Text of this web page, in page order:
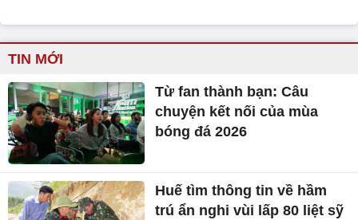
TIN MỚI
Từ fan thành bạn: Câu
chuyện kết nối của mùa
bóng đá 2026
Huế tìm thông tin về hầm
trú ẩn nghi vùi lấp 80 liệt sỹ